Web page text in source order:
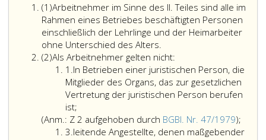
(1)Absatz
eins
Arbeitnehmer im Sinne des II. Teiles sind alle im
Rahmen eines Betriebes beschäftigten Personen
einschließlich der Lehrlinge und der Heimarbeiter
ohne Unterschied des Alters.
im
Sinne
des
römisch
Teiles
sind
(2)Absatz
2
Als Arbeitnehmer gelten nicht:
1.Ziffer
eins
In Betrieben einer juristischen Person, die
Mitglieder des Organs, das zur gesetzlichen
Vertretung der juristischen Person berufen
ist;
(Anm.: Z 2 aufgehoben durch BGBl. Nr. 47/1979);
Ziffer
3.Ziffer
leitende Angestellte, denen maßgebender